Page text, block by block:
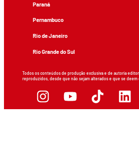
Paraná
Pernambuco
Rio de Janeiro
Rio Grande do Sul
Todos os conteúdos de produção exclusiva e de autoria
reproduzidos, desde que não sejam alterados e que se